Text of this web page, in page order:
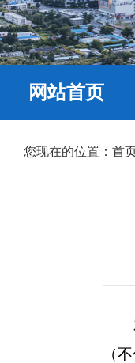
网站首页
您现在的位置： 首
对
（